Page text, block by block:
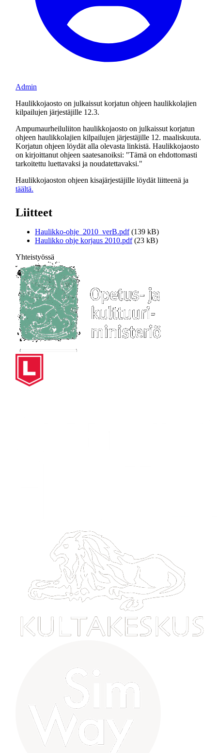
Admin
Haulikkojaosto on julkaissut korjatun ohjeen haulikkolajien
kilpailujen järjestäjille 12.3.
Ampumaurheiluliiton haulikkojaosto on julkaissut korjatun
ohjeen haulikkolajien kilpailujen järjestäjille 12. maaliskuuta.
Korjatun ohjeen löydät alla olevasta linkistä. Haulikkojaosto
on kirjoittanut ohjeen saatesanoiksi: "Tämä on ehdottomasti
tarkoitettu luettavaksi ja noudatettavaksi."
Haulikkojaoston ohjeen kisajärjestäjille löydät liitteenä ja
täältä.
Liitteet
Haulikko-ohje_2010_verB.pdf (139 kB)
Haulikko ohje korjaus 2010.pdf (23 kB)
Yhteistyössä